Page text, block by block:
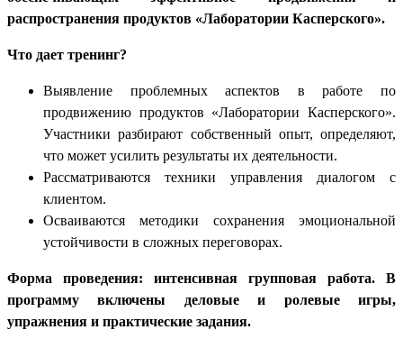
распространения продуктов «Лаборатории Касперского».
Что дает тренинг?
Выявление проблемных аспектов в работе по
продвижению продуктов «Лаборатории Касперского».
Участники разбирают собственный опыт, определяют,
что может усилить результаты их деятельности.
Рассматриваются техники управления диалогом с
клиентом.
Осваиваются методики сохранения эмоциональной
устойчивости в сложных переговорах.
Форма проведения: интенсивная групповая работа. В
программу включены деловые и ролевые игры,
упражнения и практические задания.